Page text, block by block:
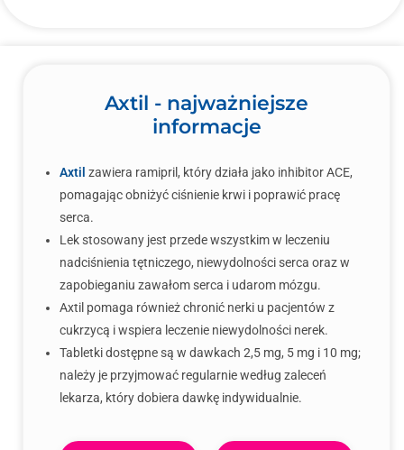
Axtil - najważniejsze
informacje
Axtil zawiera ramipril, który działa jako inhibitor ACE,
pomagając obniżyć ciśnienie krwi i poprawić pracę
serca.
Lek stosowany jest przede wszystkim w leczeniu
nadciśnienia tętniczego, niewydolności serca oraz w
zapobieganiu zawałom serca i udarom mózgu.
Axtil pomaga również chronić nerki u pacjentów z
cukrzycą i wspiera leczenie niewydolności nerek.
Tabletki dostępne są w dawkach 2,5 mg, 5 mg i 10 mg;
należy je przyjmować regularnie według zaleceń
lekarza, który dobiera dawkę indywidualnie.